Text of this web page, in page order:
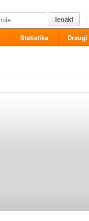
Ienākt
Statistika Draugi